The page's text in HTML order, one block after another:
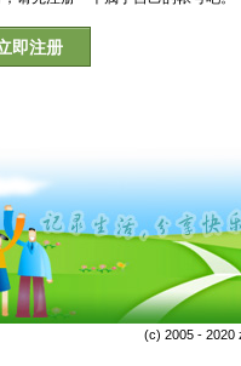
即注册
(c) 2005 - 2020